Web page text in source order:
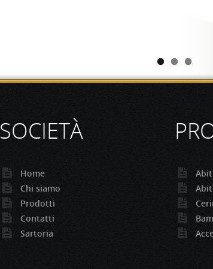
SOCIETÀ
Home
Chi siamo
Prodotti
Contatti
Sartoria